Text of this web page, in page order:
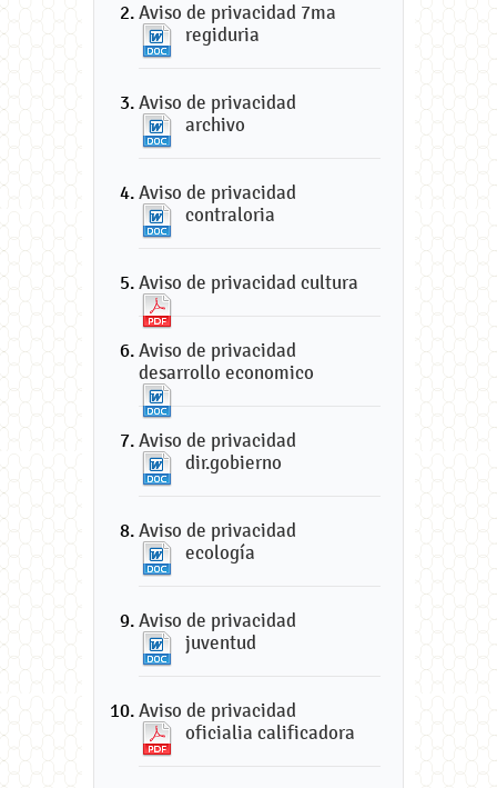
Aviso de privacidad 7ma
regiduria
Aviso de privacidad
archivo
Aviso de privacidad
contraloria
Aviso de privacidad cultura
Aviso de privacidad
desarrollo economico
Aviso de privacidad
dir.gobierno
Aviso de privacidad
ecología
Aviso de privacidad
juventud
Aviso de privacidad
oficialia calificadora